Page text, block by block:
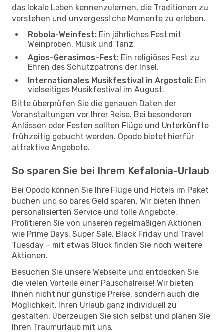
das lokale Leben kennenzulernen, die Traditionen zu
verstehen und unvergessliche Momente zu erleben.
Robola-Weinfest: Ein jährliches Fest mit
Weinproben, Musik und Tanz.
Agios-Gerasimos-Fest: Ein religiöses Fest zu
Ehren des Schutzpatrons der Insel.
Internationales Musikfestival in Argostoli: Ein
vielseitiges Musikfestival im August.
Bitte überprüfen Sie die genauen Daten der
Veranstaltungen vor Ihrer Reise. Bei besonderen
Anlässen oder Festen sollten Flüge und Unterkünfte
frühzeitig gebucht werden. Opodo bietet hierfür
attraktive Angebote.
So sparen Sie bei Ihrem Kefalonia-Urlaub
Bei Opodo können Sie Ihre Flüge und Hotels im Paket
buchen und so bares Geld sparen. Wir bieten Ihnen
personalisierten Service und tolle Angebote.
Profitieren Sie von unseren regelmäßigen Aktionen
wie Prime Days, Super Sale, Black Friday und Travel
Tuesday – mit etwas Glück finden Sie noch weitere
Aktionen.
Besuchen Sie unsere Webseite und entdecken Sie
die vielen Vorteile einer Pauschalreise! Wir bieten
Ihnen nicht nur günstige Preise, sondern auch die
Möglichkeit, Ihren Urlaub ganz individuell zu
gestalten. Überzeugen Sie sich selbst und planen Sie
Ihren Traumurlaub mit uns.